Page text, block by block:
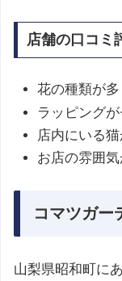
店舗の口コミ
花の種類が
ラッピング
店内にいる
お店の雰囲
コマツガー
山梨県昭和町に